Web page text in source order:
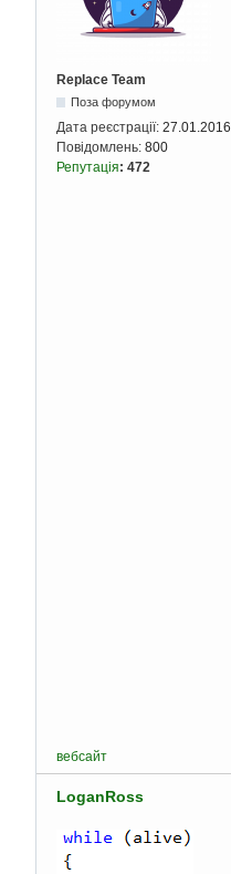
Replace Team
Поза форумом
Дата реєстрації: 27.01.2016
Повідомлень: 800
Репутація: 472
вебсайт
LoganRoss